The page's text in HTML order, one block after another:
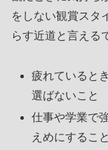
をしない観賞スタ
らす近道と言える
疲れていると
選ばないこと
仕事や学業で
えめにすること